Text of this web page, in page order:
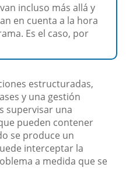
incluso más allá y
en cuenta a la hora
Es el caso, por
estructuradas,
y una gestión
supervisar una
pueden contener
se produce un
interceptar la
a medida que se